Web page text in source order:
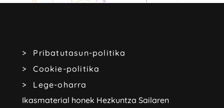
Pribatutasun-politika
Cookie-politika
Lege-oharra
Ikasmaterial honek Hezkuntza Sailaren